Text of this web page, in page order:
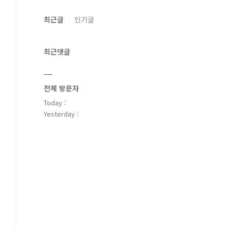
최근글 인기글
최근댓글
전체 방문자
Today :
Yesterday :